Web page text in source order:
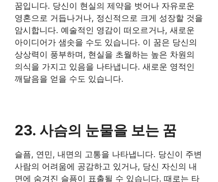
꿈입니다. 당신이 현실의 제약을 벗어나 자유로운
영혼으로 거듭나거나, 정신적으로 크게 성장할 것을
암시합니다. 예술적인 영감이 떠오르거나, 새로운
아이디어가 샘솟을 수도 있습니다. 이 꿈은 당신의
상상력이 풍부하며, 현실을 초월하는 높은 차원의
의식을 가지고 있음을 나타냅니다. 새로운 영적인
깨달음을 얻을 수도 있습니다.
23. 사슴의 눈물을 보는 꿈
슬픔, 연민, 내면의 고통을 나타냅니다. 당신이 주변
사람의 어려움에 공감하고 있거나, 당신 자신의 내
면에 숨겨진 슬픔이 표출될 수 있습니다. 때로는 타